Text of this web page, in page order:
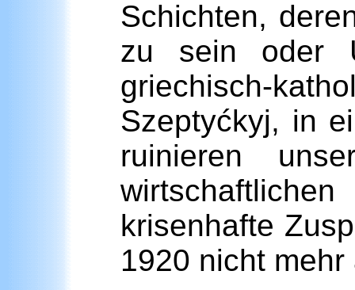
Schichten,
zu sein oder
griechisch-
Szeptyćkyj, in
ruinieren
krisenhafte
1920 nicht mehr